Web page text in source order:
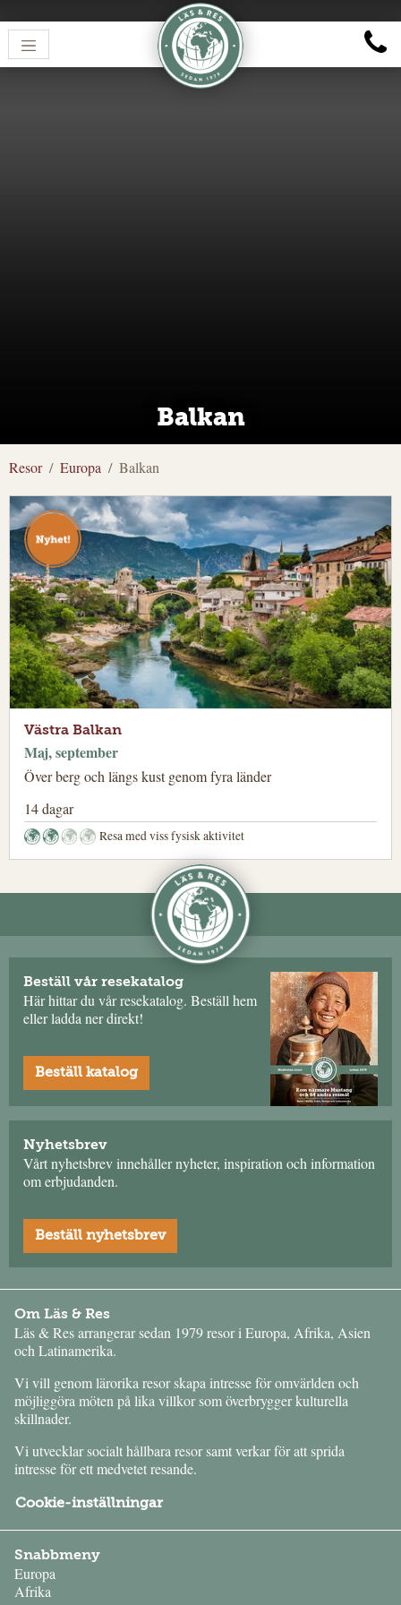
Balkan
Resor Europa Balkan
Västra Balkan
Maj, september
Över berg och längs kust genom fyra länder
14 dagar
Resa med viss fysisk aktivitet
Beställ vår resekatalog
Här hittar du vår resekatalog. Beställ hem
eller ladda ner direkt!
Beställ katalog
Nyhetsbrev
Vårt nyhetsbrev innehåller nyheter, inspiration och information
om erbjudanden.
Beställ nyhetsbrev
Om Läs & Res
Läs & Res arrangerar sedan 1979 resor i Europa, Afrika, Asien
och Latinamerika.
Vi vill genom lärorika resor skapa intresse för omvärlden och
möjliggöra möten på lika villkor som överbrygger kulturella
skillnader.
Vi utvecklar socialt hållbara resor samt verkar för att sprida
intresse för ett medvetet resande.
Cookie-inställningar
Snabbmeny
Europa
Afrika